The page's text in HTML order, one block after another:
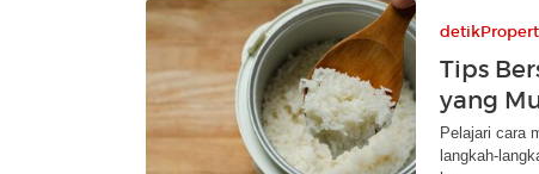
Tips
yang
Pelajari cara
langkah-